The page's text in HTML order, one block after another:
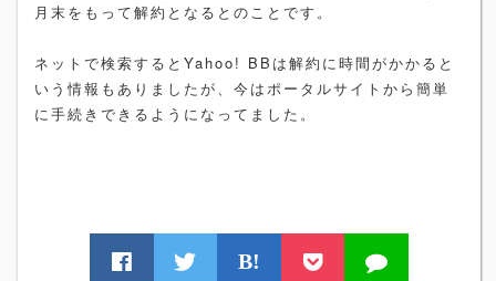
月末をもって解約となるとのことです。
ネットで検索するとYahoo! BBは解約に時間がかかると
いう情報もありましたが、今はポータルサイトから簡単
に手続きできるようになってました。
B!